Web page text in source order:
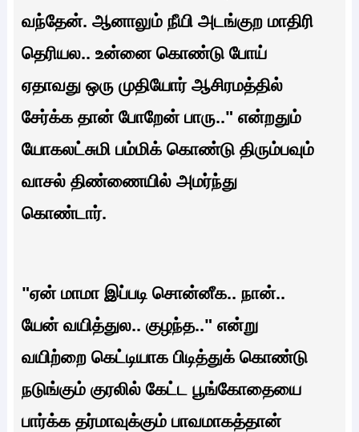
வந்தேன். ஆனாலும் நீயி அடங்குற மாதிரி
தெரியல.. உன்னை கொண்டு போய்
ஏதாவது ஒரு முதியோர் ஆசிரமத்தில்
சேர்க்க தான் போறேன் பாரு.." என்றதும்
யோகலட்சுமி பம்மிக் கொண்டு திரும்பவும்
வாசல் திண்ணையில் அமர்ந்து
கொண்டார்.
"ஏன் மாமா இப்படி சொன்னீக.. நான்..
யேன் வயித்துல.. குழந்த.." என்று
வயிற்றை கெட்டியாக பிடித்துக் கொண்டு
நடுங்கும் குரலில் கேட்ட பூங்கோதையை
பார்க்க தர்மாவுக்கும் பாவமாகத்தான்